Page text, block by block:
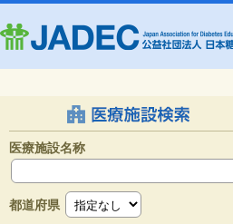
医療施設名称
都道府県